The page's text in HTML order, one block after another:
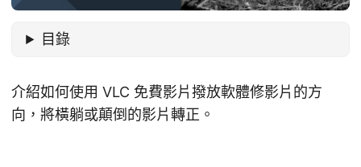
目錄
介紹如何使用 VLC 免費影片撥放軟體修影片的方
向，將橫躺或顛倒的影片轉正。